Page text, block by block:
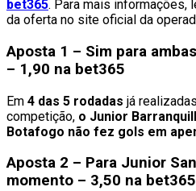
bet365. Para mais informações,
da oferta no site oficial da
Aposta 1 – Sim para
– 1,90 na bet365
Em 4 das 5 rodadas já
competição, o Junior
Botafogo não fez gols em
Aposta 2 – Para Junior
momento – 3,50 na bet365